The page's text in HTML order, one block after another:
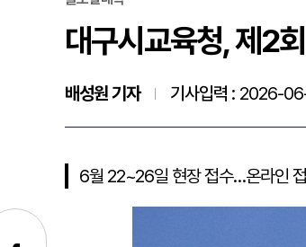
대구시교육청, 제2
배성원 기자 기사입력 : 2026-
6월 22~26일 현장 접수…온라인